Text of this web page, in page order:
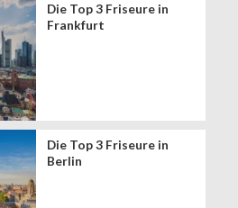
Die Top 3 Friseure in
Frankfurt
Die Top 3 Friseure in
Berlin